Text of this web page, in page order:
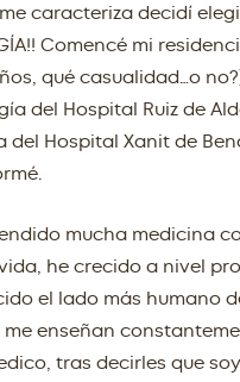
caracteriza decidí
Comencé mi
qué casualidad…o
del Hospital Ruiz de
del Hospital Xanit de
mucha medicina
he crecido a nivel
el lado más humano
enseñan
tras decirles que